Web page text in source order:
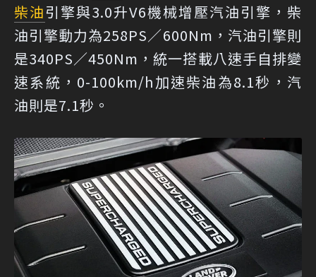
柴油引擎與3.0升V6機械增壓汽油引擎，柴
油引擎動力為258PS／600Nm，汽油引擎則
是340PS／450Nm，統一搭載八速手自排變
速系統，0-100km/h加速柴油為8.1秒，汽
油則是7.1秒。